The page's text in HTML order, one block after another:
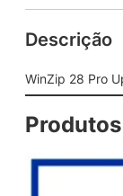
Descrição
WinZip 28 Pro